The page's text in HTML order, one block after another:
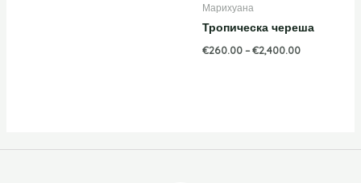
Марихуана
Тропическа череша
€260.00 – €2,400.00